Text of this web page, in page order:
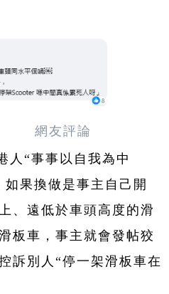
網友評論
人“事事以自我為中
果換做是事主自己開
、遠低於車頭高度的滑
板車，事主就會發帖狡
訴別人“停一架滑板車在